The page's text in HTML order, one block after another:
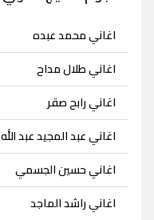
اغاني محمد عبده
اغاني طلال مداح
اغاني رابح صقر
اغاني عبد المجيد عبد الله
اغاني حسين الجسمي
اغاني راشد الماجد